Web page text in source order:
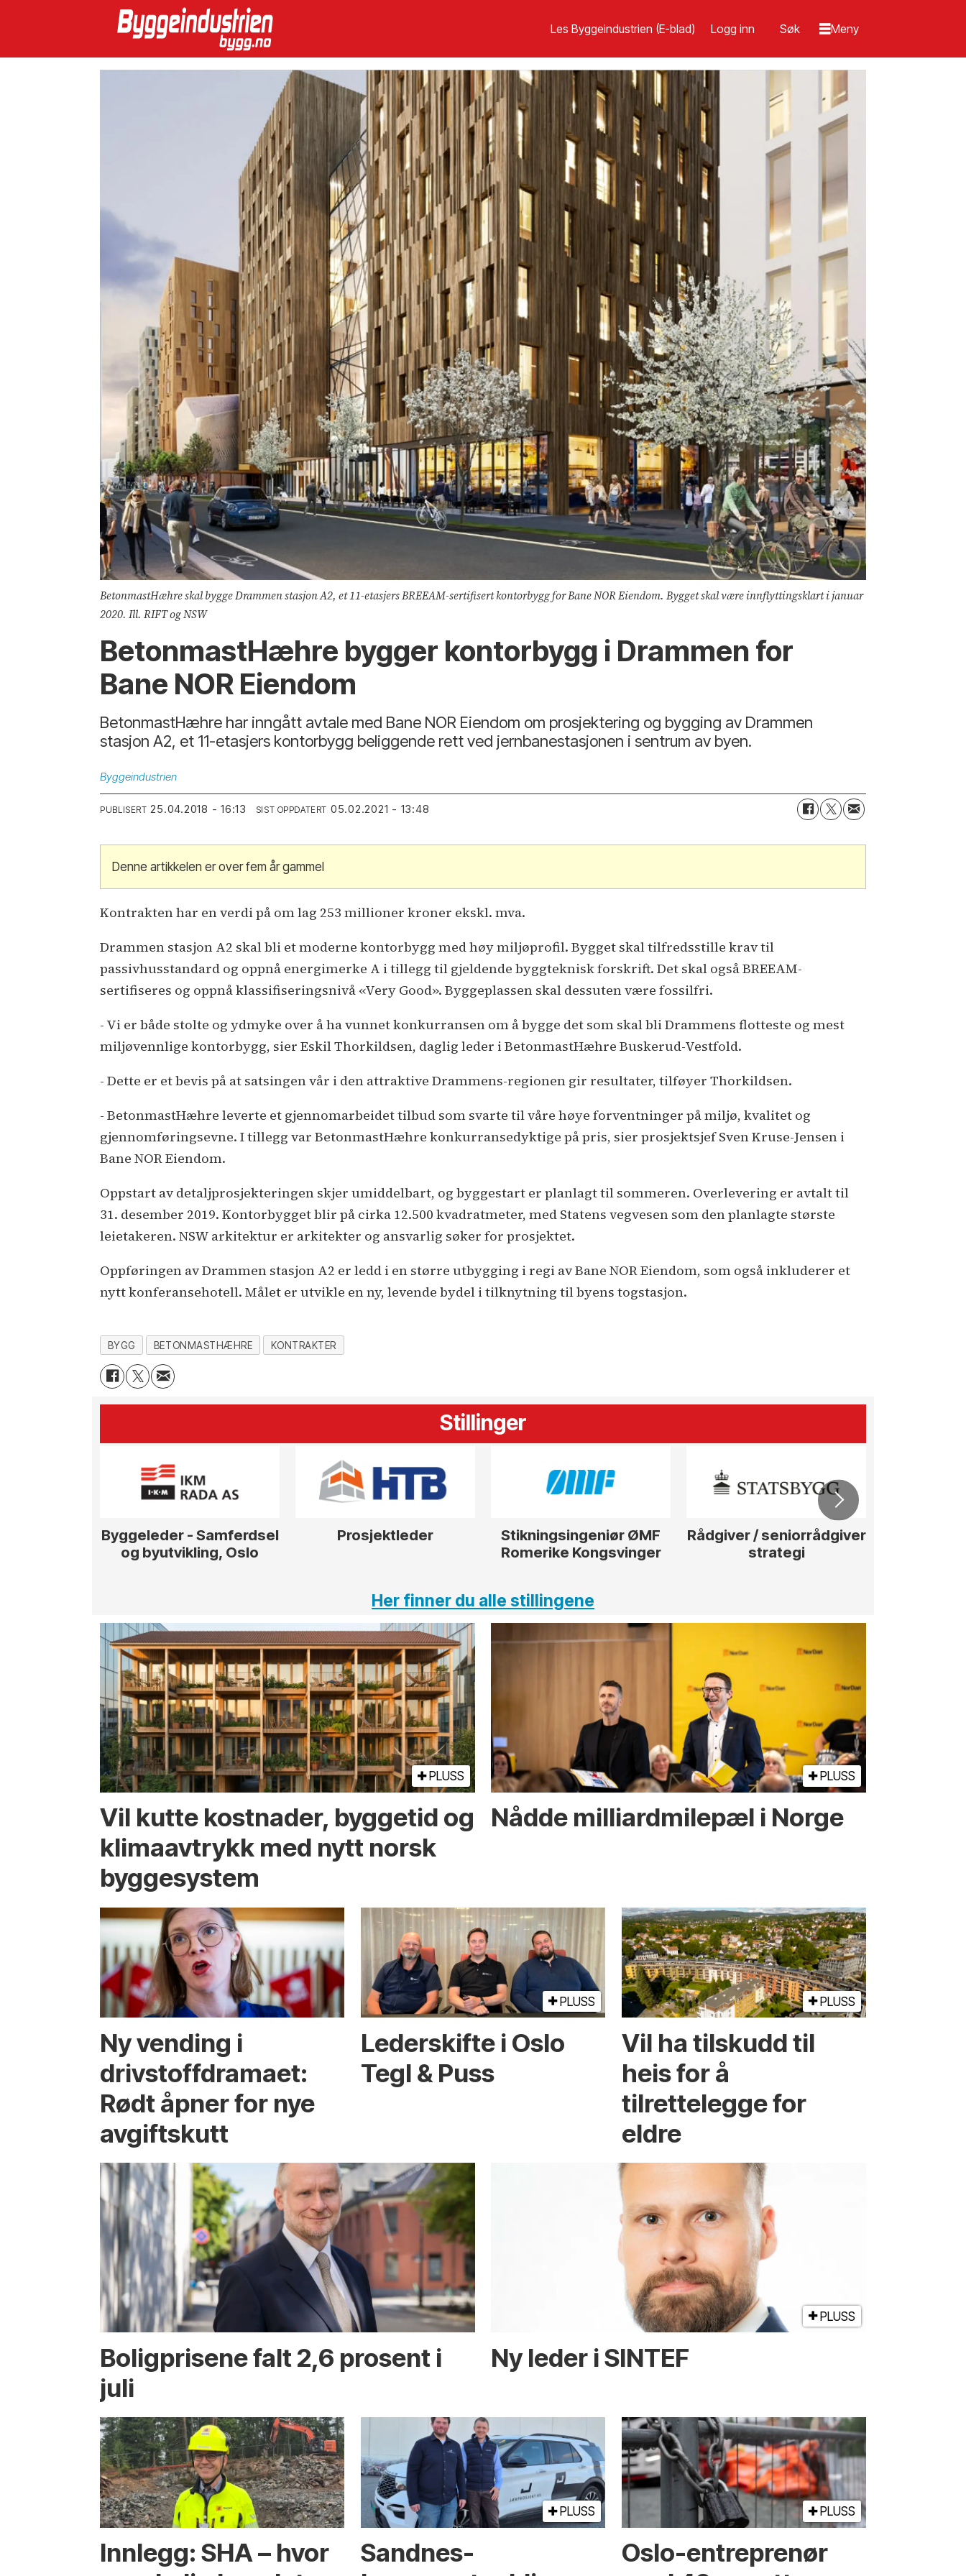
Les Byggeindustrien (E-blad) Logg inn
BetonmastHæhre skal bygge Drammen stasjon A2, et 11-etasjers BREEAM-sertifisert kontorbygg for Bane NOR Eiendom. Bygget skal være innflyttingsklart i januar
2020. Ill. RIFT og NSW
BetonmastHæhre bygger kontorbygg i Drammen for
Bane NOR Eiendom
BetonmastHæhre har inngått avtale med Bane NOR Eiendom om prosjektering og bygging av Drammen
stasjon A2, et 11-etasjers kontorbygg beliggende rett ved jernbanestasjonen i sentrum av byen.
Byggeindustrien
PUBLISERT 25.04.2018 - 16:13 SIST OPPDATERT 05.02.2021 - 13:48
Denne artikkelen er over fem år gammel
Kontrakten har en verdi på om lag 253 millioner kroner ekskl. mva.
Drammen stasjon A2 skal bli et moderne kontorbygg med høy miljøprofil. Bygget skal tilfredsstille krav til
passivhusstandard og oppnå energimerke A i tillegg til gjeldende byggteknisk forskrift. Det skal også BREEAM-
sertifiseres og oppnå klassifiseringsnivå «Very Good». Byggeplassen skal dessuten være fossilfri.
- Vi er både stolte og ydmyke over å ha vunnet konkurransen om å bygge det som skal bli Drammens flotteste og mest
miljøvennlige kontorbygg, sier Eskil Thorkildsen, daglig leder i BetonmastHæhre Buskerud-Vestfold.
- Dette er et bevis på at satsingen vår i den attraktive Drammens-regionen gir resultater, tilføyer Thorkildsen.
- BetonmastHæhre leverte et gjennomarbeidet tilbud som svarte til våre høye forventninger på miljø, kvalitet og
gjennomføringsevne. I tillegg var BetonmastHæhre konkurransedyktige på pris, sier prosjektsjef Sven Kruse-Jensen i
Bane NOR Eiendom.
Oppstart av detaljprosjekteringen skjer umiddelbart, og byggestart er planlagt til sommeren. Overlevering er avtalt til
31. desember 2019. Kontorbygget blir på cirka 12.500 kvadratmeter, med Statens vegvesen som den planlagte største
leietakeren. NSW arkitektur er arkitekter og ansvarlig søker for prosjektet.
Oppføringen av Drammen stasjon A2 er ledd i en større utbygging i regi av Bane NOR Eiendom, som også inkluderer et
nytt konferansehotell. Målet er utvikle en ny, levende bydel i tilknytning til byens togstasjon.
BYGG BETONMASTHÆHRE KONTRAKTER
Stillinger
Byggeleder - Samferdsel
og byutvikling, Oslo
Prosjektleder
Stikningsingeniør ØMF
Romerike Kongsvinger
Rådgiver / seniorrådgiver
strategi
Her finner du alle stillingene
PLUSS
Vil kutte kostnader, byggetid og
klima­avtrykk med nytt norsk
bygge­system
PLUSS
Nådde milliard­­milepæl i Norge
Ny vending i
drivstoffdramaet:
Rødt åpner for nye
avgiftskutt
PLUSS
Lederskifte i Oslo
Tegl & Puss
PLUSS
Vil ha tilskudd til
heis for å
tilrettelegge for
eldre
Boligprisene falt 2,6 prosent i
juli
PLUSS
Ny leder i SINTEF
Innlegg: SHA – hvor
PLUSS
Sandnes-
PLUSS
Oslo-entreprenør